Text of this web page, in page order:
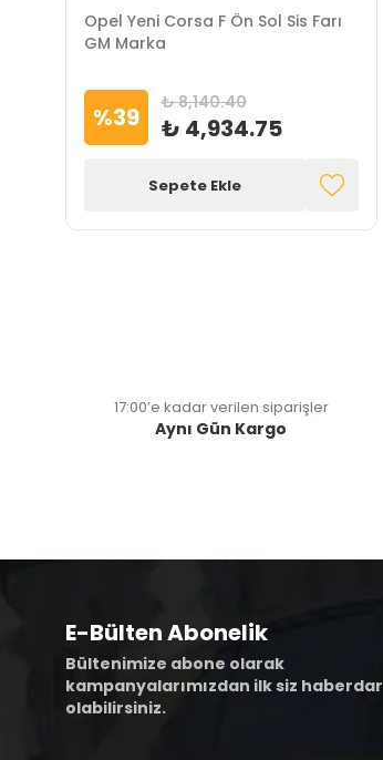
Opel Yeni Corsa F Ön Sol Sis Farı
GM Marka
%39 ₺ 8,140.40
₺ 4,934.75
Sepete Ekle
17:00’e kadar verilen siparişler
Aynı Gün Kargo
E-Bülten Abonelik
Bültenimize abone olarak
kampanyalarımızdan ilk siz haberdar
olabilirsiniz.